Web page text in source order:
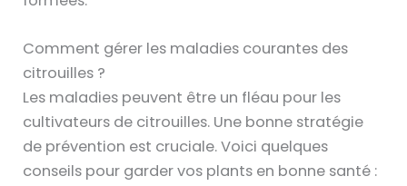
Comment gérer les maladies courantes des
citrouilles ?
Les maladies peuvent être un fléau pour les
cultivateurs de citrouilles. Une bonne stratégie
de prévention est cruciale. Voici quelques
conseils pour garder vos plants en bonne santé :